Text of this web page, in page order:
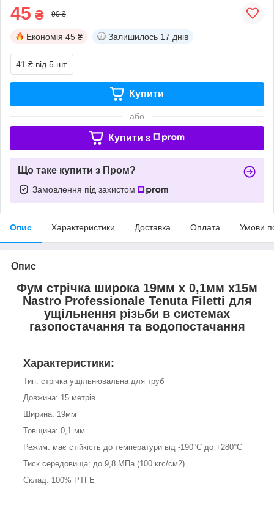
45 ₴ 90 ₴
Економія 45 ₴ Залишилось 17 днів
41 ₴ від 5 шт.
Купити
або
Купити з
Що таке купити з Пром?
Замовлення під захистом
Опис Характеристики Доставка Оплата Умови
Опис
Фум стрічка широка 19мм х 0,1мм х15м
Nastro Professionale Tenuta Filetti для
ущільнення різьби в системах
газопостачання та водопостачання
Характеристики:
Тип: стрічка ущільнювальна для труб
Довжина: 15 метрів
Ширина: 19мм
Товщина: 0,1 мм
Режим: має стійкість до температури від -190°С до +280°С
Тиск середовища: до 9,8 МПа (100 кгс/см2)
Склад: 100% PTFE